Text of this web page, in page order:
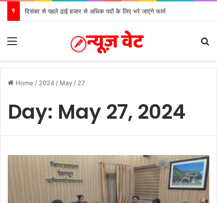
दिसंबर से पहले ढाई हजार से अधिक पदों के लिए भरे जाएंगे फार्म
Home / 2024 / May / 27
Day: May 27, 2024